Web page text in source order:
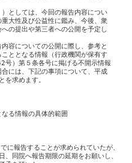
としては、今回の報告内容につい
大性及び公益性に鑑み、今後、衆
の提出や第三者への公開を予定し
容についての公開に際し、参考と
ととなる情報（行政機関が保有す
号）第５条各号に掲げる不開示情報
には、下記の事項について、平成
求めます。
る情報の具体的範囲
報告することが求められていたが、
同院へ報告期限の延期をお願いし、